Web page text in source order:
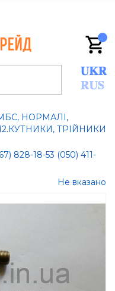
НОРМАЛІ,
ТРІЙНИКИ
828-18-53 (050) 411-
Не вказано